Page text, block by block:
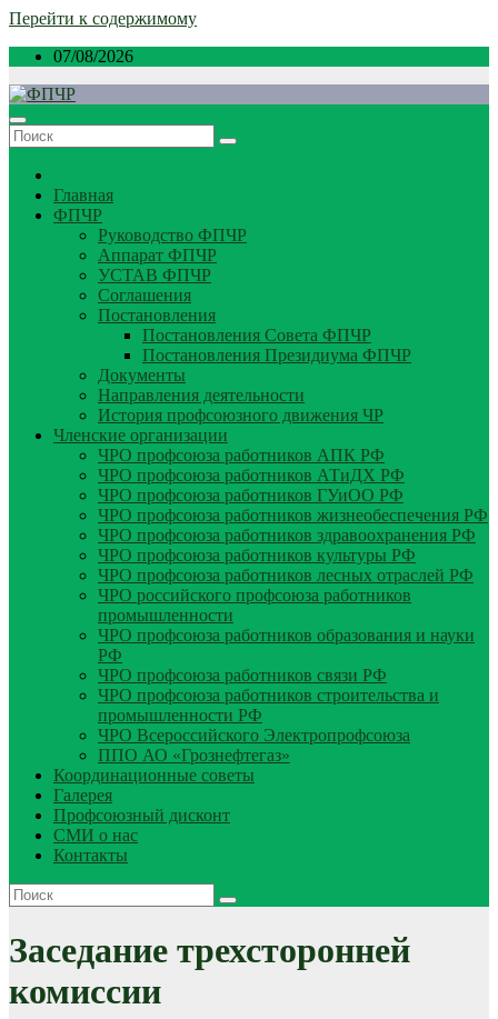
Перейти к содержимому
07/08/2026
Главная
ФПЧР
Руководство ФПЧР
Аппарат ФПЧР
УСТАВ ФПЧР
Соглашения
Постановления
Постановления Совета ФПЧР
Постановления Президиума ФПЧР
Документы
Направления деятельности
История профсоюзного движения ЧР
Членские организации
ЧРО профсоюза работников АПК РФ
ЧРО профсоюза работников АТиДХ РФ
ЧРО профсоюза работников ГУиОО РФ
ЧРО профсоюза работников жизнеобеспечения РФ
ЧРО профсоюза работников здравоохранения РФ
ЧРО профсоюза работников культуры РФ
ЧРО профсоюза работников лесных отраслей РФ
ЧРО российского профсоюза работников
промышленности
ЧРО профсоюза работников образования и науки
РФ
ЧРО профсоюза работников связи РФ
ЧРО профсоюза работников строительства и
промышленности РФ
ЧРО Всероссийского Электропрофсоюза
ППО АО «Грознефтегаз»
Координационные советы
Галерея
Профсоюзный дисконт
СМИ о нас
Контакты
Заседание трехсторонней
комиссии